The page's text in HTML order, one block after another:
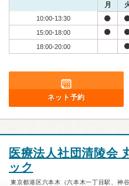
月
10:00-13:30
15:00-18:00
18:00-20:00
ネット予約
医療法人社団清陵会
ック
東京都港区六本木（六本木一丁目駅、神